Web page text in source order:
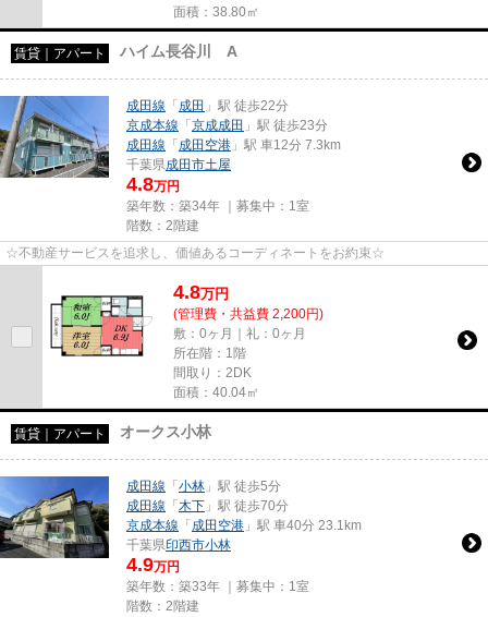
面積：38.80㎡
賃貸｜アパート ハイム長谷川 A
成田線 「成田 」駅 徒歩22分
京成本線 「京成成田 」駅 徒歩23分
成田線 「成田空港 」駅 車12分 7.3km
千葉県成田市土屋
4.8万円
築年数：築34年 ｜募集中： 1室
階数：2階建
☆不動産サービスを追求し、価値あるコーディネートをお約束☆
4.8万円
(管理費・共益費 2,200円)
敷：0ヶ月｜礼：0ヶ月
所在階：1階
間取り：2DK
面積：40.04㎡
賃貸｜アパート オークス小林
成田線 「小林 」駅 徒歩5分
成田線 「木下 」駅 徒歩70分
京成本線 「成田空港 」駅 車40分 23.1km
千葉県印西市小林
4.9万円
築年数：築33年 ｜募集中： 1室
階数：2階建